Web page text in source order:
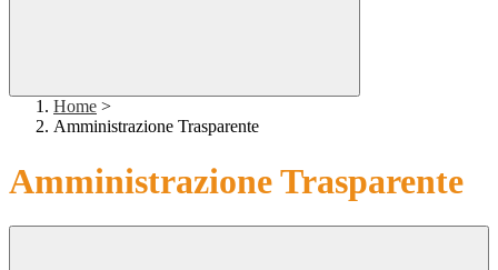
Home >
Amministrazione Trasparente
Amministrazione Trasparente